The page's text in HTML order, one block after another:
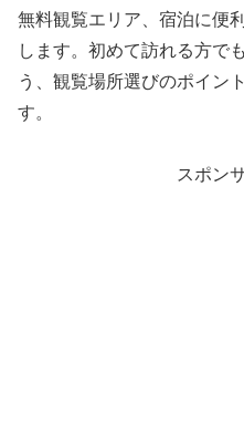
無料観覧エリア、宿泊に便
します。初めて訪れる方で
う、観覧場所選びのポイン
す。
スポン